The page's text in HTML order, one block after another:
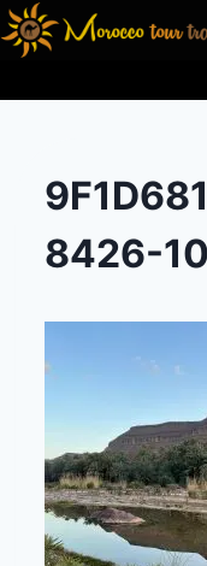
Aller
au
8426-